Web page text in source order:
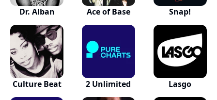
Dr. Alban Ace of Base Snap!
Culture Beat 2 Unlimited Lasgo